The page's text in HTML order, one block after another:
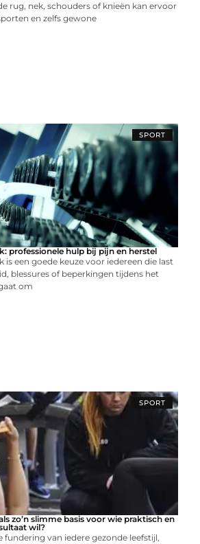
rug, nek, schouders of knieën kan ervoor
en zelfs gewone
SPORT
professionele hulp bij pijn en herstel
is een goede keuze voor iedereen die last
blessures of beperkingen tijdens het
om
SPORT
zo’n slimme basis voor wie praktisch en
wil?
fundering van iedere gezonde leefstijl,